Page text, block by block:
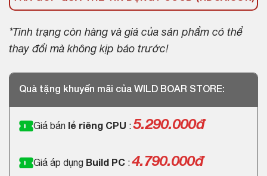
*Tình trạng còn hàng và giá của sản phẩm có thể
thay đổi mà không kịp báo trước!
Quà tặng khuyến mãi của WILD BOAR STORE:
Giá bán lẻ riêng CPU : 5.290.000đ
Giá áp dụng Build PC : 4.790.000đ